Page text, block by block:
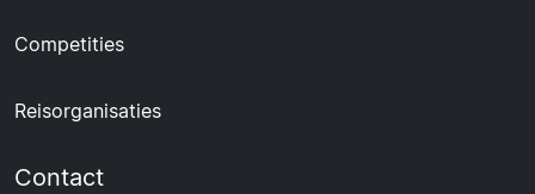
Competities
Reisorganisaties
Contact